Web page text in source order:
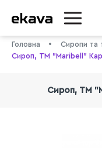
Головна Сиропи та
Сироп, ТМ "Maribell"
Сироп, ТМ